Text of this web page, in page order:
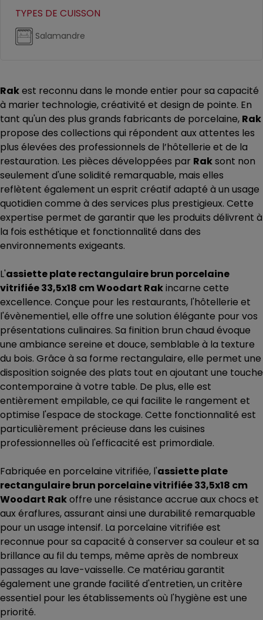
TYPES DE CUISSON
Salamandre
Rakest reconnu dans le monde entier pour sa capacité
à marier technologie, créativité et design de pointe. En
tant qu'un des plus grands fabricants de porcelaine, Rak
propose des collections qui répondent aux attentes les
plus élevées des professionnels de l’hôtellerie et de la
restauration. Les pièces développées par Raksont non
seulement d'une solidité remarquable, mais elles
reflètent également un esprit créatif adapté à un usage
quotidien comme à des services plus prestigieux. Cette
expertise permet de garantir que les produits délivrent à
la fois esthétique et fonctionnalité dans des
environnements exigeants.
L'assiette plate rectangulaire brun porcelaine
vitrifiée 33,5x18 cm Woodart Rakincarne cette
excellence. Conçue pour les restaurants, l'hôtellerie et
l'évènementiel, elle offre une solution élégante pour vos
présentations culinaires. Sa finition brun chaud évoque
une ambiance sereine et douce, semblable à la texture
du bois. Grâce à sa forme rectangulaire, elle permet une
disposition soignée des plats tout en ajoutant une touche
contemporaine à votre table. De plus, elle est
entièrement empilable, ce qui facilite le rangement et
optimise l'espace de stockage. Cette fonctionnalité est
particulièrement précieuse dans les cuisines
professionnelles où l'efficacité est primordiale.
Fabriquée en porcelaine vitrifiée, l'assiette plate
rectangulaire brun porcelaine vitrifiée 33,5x18 cm
Woodart Rakoffre une résistance accrue aux chocs et
aux éraflures, assurant ainsi une durabilité remarquable
pour un usage intensif. La porcelaine vitrifiée est
reconnue pour sa capacité à conserver sa couleur et sa
brillance au fil du temps, même après de nombreux
passages au lave-vaisselle. Ce matériau garantit
également une grande facilité d'entretien, un critère
essentiel pour les établissements où l'hygiène est une
priorité.